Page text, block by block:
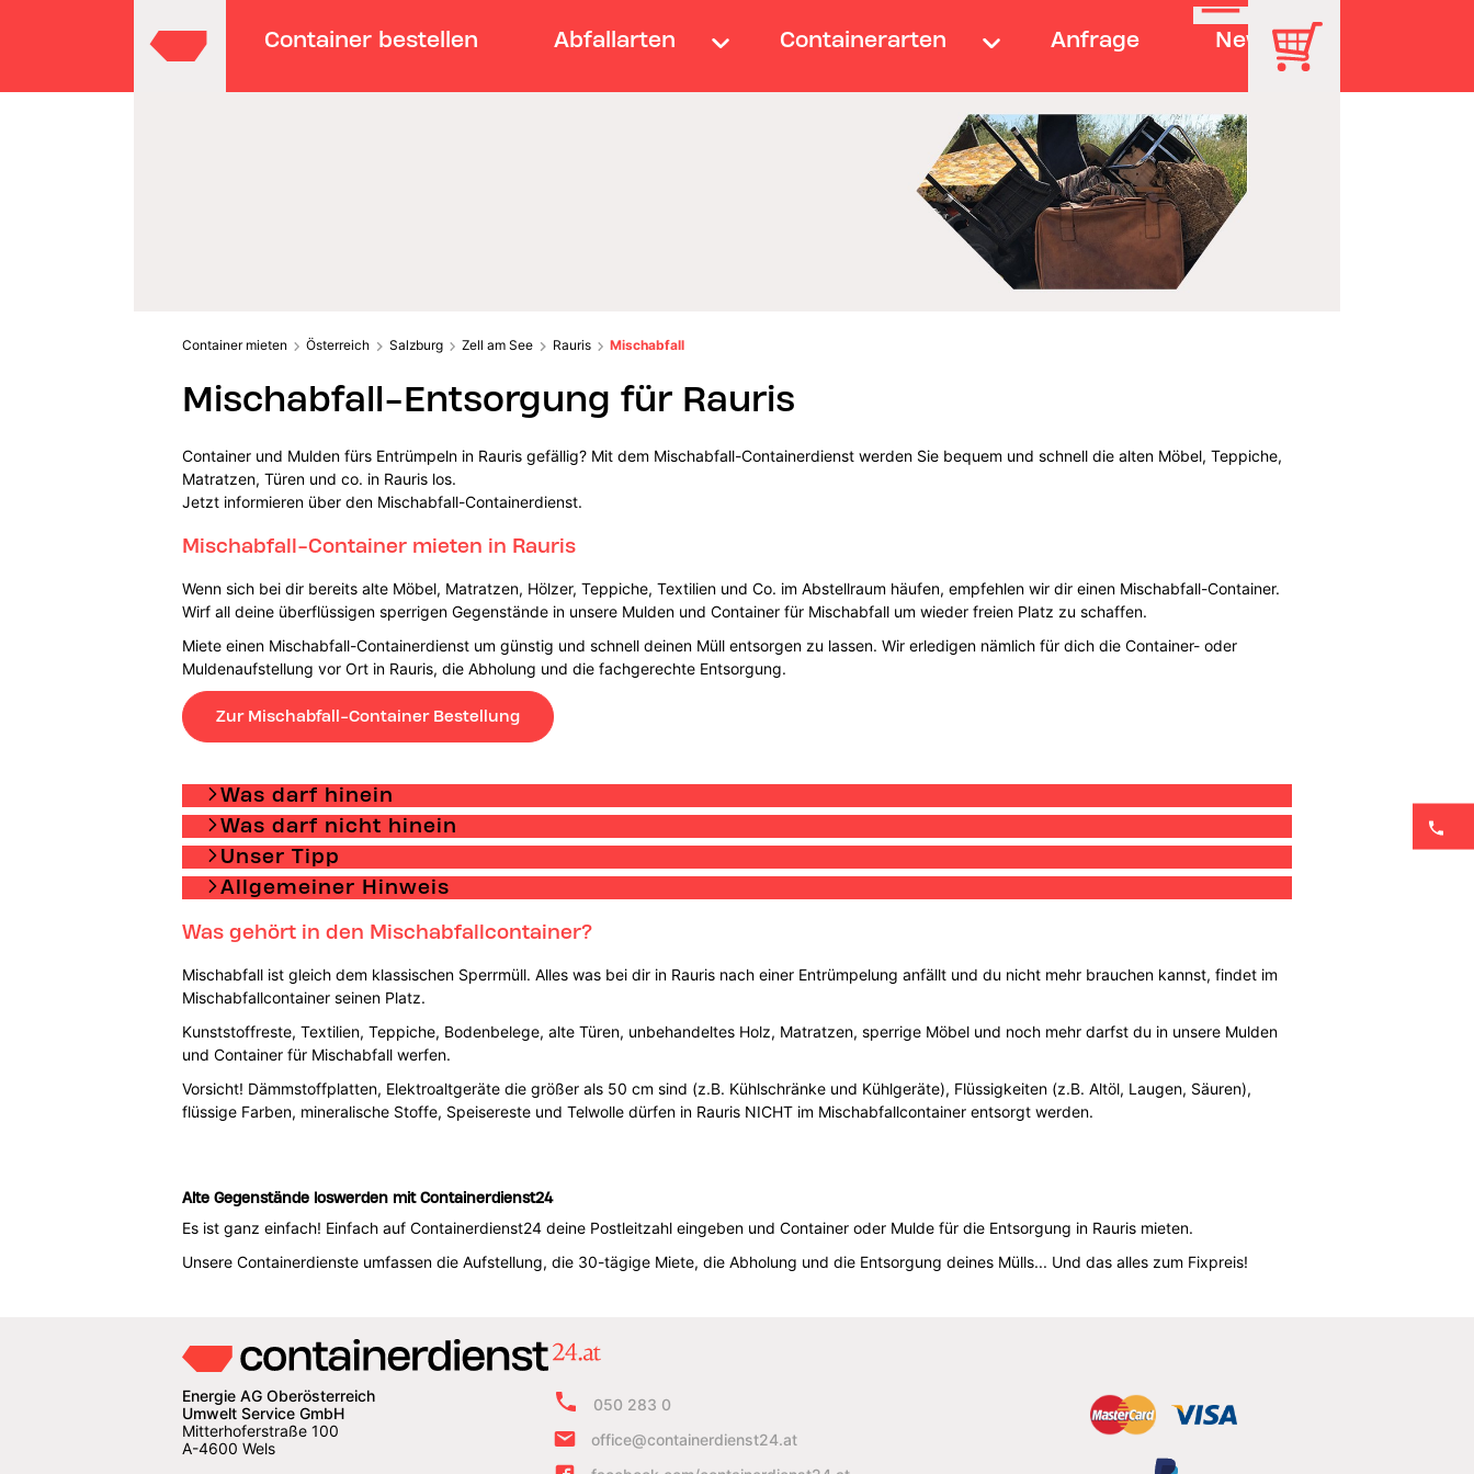
Container bestellen Abfallarten Containerarten Anfrage News
Container mieten Österreich Salzburg Zell am See Rauris Mischabfall
Mischabfall-Entsorgung für Rauris
Container und Mulden fürs Entrümpeln in Rauris gefällig? Mit dem Mischabfall-Containerdienst werden Sie bequem und schnell die alten Möbel, Teppiche,
Matratzen, Türen und co. in Rauris los.
Jetzt informieren über den Mischabfall-Containerdienst.
Mischabfall-Container mieten in Rauris
Wenn sich bei dir bereits alte Möbel, Matratzen, Hölzer, Teppiche, Textilien und Co. im Abstellraum häufen, empfehlen wir dir einen Mischabfall-Container.
Wirf all deine überflüssigen sperrigen Gegenstände in unsere Mulden und Container für Mischabfall um wieder freien Platz zu schaffen.
Miete einen Mischabfall-Containerdienst um günstig und schnell deinen Müll entsorgen zu lassen. Wir erledigen nämlich für dich die Container- oder
Muldenaufstellung vor Ort in Rauris, die Abholung und die fachgerechte Entsorgung.
Zur Mischabfall-Container Bestellung
Was darf hinein
Was darf nicht hinein
Unser Tipp
Allgemeiner Hinweis
Was gehört in den Mischabfallcontainer?
Mischabfall ist gleich dem klassischen Sperrmüll. Alles was bei dir in Rauris nach einer Entrümpelung anfällt und du nicht mehr brauchen kannst, findet im
Mischabfallcontainer seinen Platz.
Kunststoffreste, Textilien, Teppiche, Bodenbelege, alte Türen, unbehandeltes Holz, Matratzen, sperrige Möbel und noch mehr darfst du in unsere Mulden
und Container für Mischabfall werfen.
Vorsicht! Dämmstoffplatten, Elektroaltgeräte die größer als 50 cm sind (z.B. Kühlschränke und Kühlgeräte), Flüssigkeiten (z.B. Altöl, Laugen, Säuren),
flüssige Farben, mineralische Stoffe, Speisereste und Telwolle dürfen in Rauris NICHT im Mischabfallcontainer entsorgt werden.
Alte Gegenstände loswerden mit Containerdienst24
Es ist ganz einfach! Einfach auf Containerdienst24 deine Postleitzahl eingeben und Container oder Mulde für die Entsorgung in Rauris mieten.
Unsere Containerdienste umfassen die Aufstellung, die 30-tägige Miete, die Abholung und die Entsorgung deines Mülls... Und das alles zum Fixpreis!
Energie AG Oberösterreich
Umwelt Service GmbH
Mitterhoferstraße 100
A-4600 Wels
050 283 0
office@containerdienst24.at